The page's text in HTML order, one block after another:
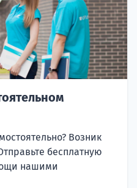
Возник
бесплатную
нашими